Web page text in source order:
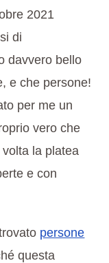
2021
di
davvero bello
e che persone!
per me un
vero che
la platea
e con
persone
questa